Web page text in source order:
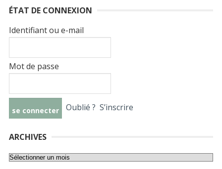
articles
ÉTAT DE CONNEXION
Identifiant ou e-mail
Mot de passe
Oublié ? S’inscrire
ARCHIVES
Archives